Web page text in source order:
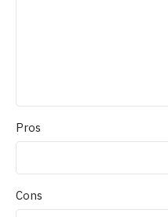
Pros
Cons